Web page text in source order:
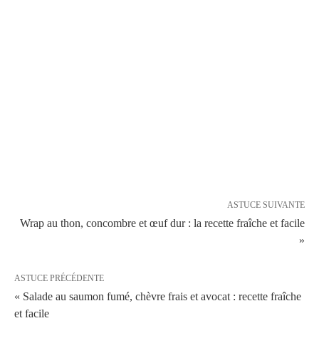
ASTUCE SUIVANTE
Wrap au thon, concombre et œuf dur : la recette fraîche et facile
»
ASTUCE PRÉCÉDENTE
« Salade au saumon fumé, chèvre frais et avocat : recette fraîche
et facile